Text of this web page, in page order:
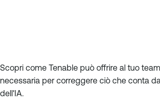
Scopri come Tenable può offrire al tuo
necessaria per correggere ciò che conta
dell'IA.